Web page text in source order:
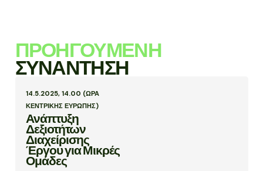
ΠΡΟΗΓΟΎΜΕΝΗ
ΣΥΝΆΝΤΗΣΗ
14.5.2025, 14.00 (ΏΡΑ
ΚΕΝΤΡΙΚΉΣ ΕΥΡΏΠΗΣ)
Ανάπτυξη
Δεξιοτήτων
Διαχείρισης
Έργου για Μικρές
Ομάδες